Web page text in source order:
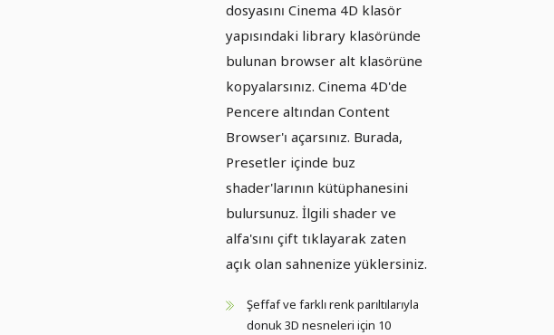
dosyasını Cinema 4D klasör
yapısındaki library klasöründe
bulunan browser alt klasörüne
kopyalarsınız. Cinema 4D'de
Pencere altından Content
Browser'ı açarsınız. Burada,
Presetler içinde buz
shader'larının kütüphanesini
bulursunuz. İlgili shader ve
alfa'sını çift tıklayarak zaten
açık olan sahnenize yüklersiniz.
Şeffaf ve farklı renk parıltılarıyla
donuk 3D nesneleri için 10